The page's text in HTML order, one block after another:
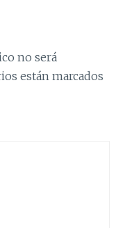
no será
están marcados